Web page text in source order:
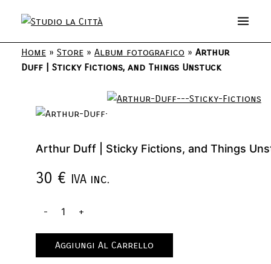
Home » Store » Album fotografico » Arthur
Duff | Sticky Fictions, and Things Unstuck
Arthur Duff | Sticky Fictions, and Things
30 € IVA inc.
Aggiungi Al Carrello